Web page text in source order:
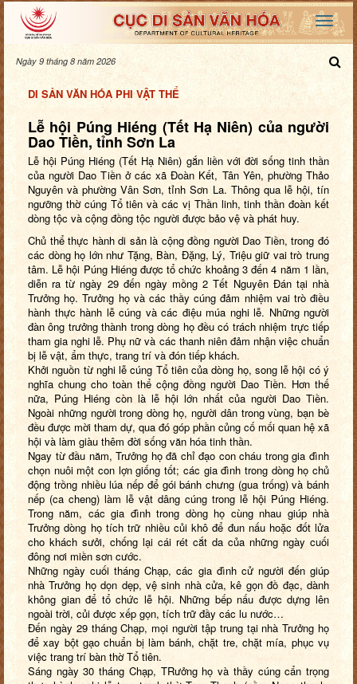
Ngày 9 tháng 8 năm 2026
DI SẢN VĂN HÓA PHI VẬT THỂ
Lễ hội Púng Hiéng (Tết Hạ Niên) của người
Dao Tiền, tỉnh Sơn La
Lễ hội Púng Hiéng (Tết Hạ Niên) gắn liền với đời sống tinh thần
của người Dao Tiền ở các xã Đoàn Kết, Tân Yên, phường Thảo
Nguyên và phường Vân Sơn, tỉnh Sơn La. Thông qua lễ hội, tín
ngưỡng thờ cúng Tổ tiên và các vị Thần linh, tinh thần đoàn kết
dòng tộc và cộng đồng tộc người được bảo vệ và phát huy.
Chủ thể thực hành di sản là cộng đồng người Dao Tiền, trong đó
các dòng họ lớn như Tặng, Bàn, Đặng, Lý, Triệu giữ vai trò trung
tâm. Lễ hội Púng Hiéng được tổ chức khoảng 3 đến 4 năm 1 lần,
diễn ra từ ngày 29 đến ngày mồng 2 Tết Nguyên Đán tại nhà
Trưởng họ. Trưởng họ và các thầy cúng đảm nhiệm vai trò điều
hành thực hành lễ cúng và các điệu múa nghi lễ. Những người
đàn ông trưởng thành trong dòng họ đều có trách nhiệm trực tiếp
tham gia nghi lễ. Phụ nữ và các thanh niên đảm nhận việc chuẩn
bị lễ vật, ẩm thực, trang trí và đón tiếp khách.
Khởi nguồn từ nghi lễ cúng Tổ tiên của dòng họ, song lễ hội có ý
nghĩa chung cho toàn thể cộng đồng người Dao Tiền. Hơn thế
nữa, Púng Hiéng còn là lễ hội lớn nhất của người Dao Tiền.
Ngoài những người trong dòng họ, người dân trong vùng, bạn bè
đều được mời tham dự, qua đó góp phần củng cố mối quan hệ xã
hội và làm giàu thêm đời sống văn hóa tinh thần.
Ngay từ đầu năm, Trưởng họ đã chỉ đạo con cháu trong gia đình
chọn nuôi một con lợn giống tốt; các gia đình trong dòng họ chủ
động trồng nhiều lúa nếp để gói bánh chưng (gua trống) và bánh
nếp (ca cheng) làm lễ vật dâng cúng trong lễ hội Púng Hiéng.
Trong năm, các gia đình trong dòng họ cùng nhau giúp nhà
Trưởng dòng họ tích trữ nhiều củi khô để đun nấu hoặc đốt lửa
cho khách sưởi, chống lại cái rét cắt da của những ngày cuối
đông nơi miền sơn cước.
Những ngày cuối tháng Chạp, các gia đình cử người đến giúp
nhà Trưởng họ dọn dẹp, vệ sinh nhà cửa, kê gọn đồ đạc, dành
không gian để tổ chức lễ hội. Những bếp nấu được dựng lên
ngoài trời, củi được xếp gọn, tích trữ đầy các lu nước…
Đến ngày 29 tháng Chạp, mọi người tập trung tại nhàTrưởng họ
để xay bột gạo chuẩn bị làm bánh, chặt tre, chặt mía, phục vụ
việc trang trí bàn thờ Tổ tiên.
Sáng ngày 30 tháng Chạp, TRưởng họ và thầy cúng cẩn trọng